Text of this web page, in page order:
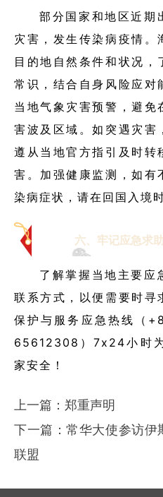
部分国家和地区近期
灾害，发生传染病疫情。
目的地自然条件和状况，
常识，结合自身风险应对
当地气象灾害预警，避免
害波及区域。如突遇灾害
遵从当地官方指引及时转
害。加强健康监测，如有
染病症状，请在回国入境
六、牢记应急求
了解掌握当地主要应
联系方式，以便需要时寻
保护与服务应急热线（
65612308）7x24小时
家安全！
上一篇： 郑重声明
下一篇：常华大使参访伊
联盟